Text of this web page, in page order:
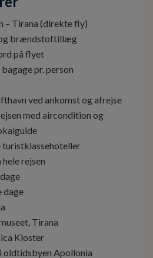
– Tirana (direkte fly)
brændstoftillæg
på flyet
pr. person
ved ankomst og afrejse
med aircondition og
rejsen
dage
Tirana
Kloster
oldtidsbyen Apollonia